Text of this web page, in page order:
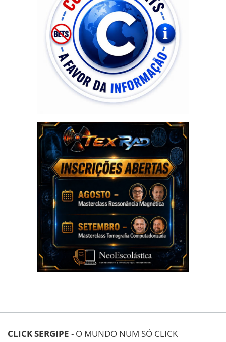
CLICK SERGIPE - O MUNDO NUM SÓ CLICK